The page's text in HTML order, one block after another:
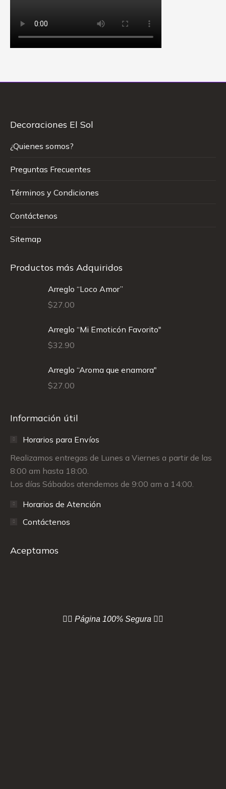
Decoraciones El Sol
¿Quienes somos?
Preguntas Frecuentes
Términos y Condiciones
Contáctenos
Sitemap
Productos más Adquiridos
Arreglo “Loco Amor”
$27.00
Arreglo “Mi Emoticón Favorito"
$32.90
Arreglo “Aroma que enamora"
$27.00
Información útil
Horarios para Envíos
Realizamos entregas de Lunes a Viernes a partir de las
8:00 am hasta 18:00.
Los días Sábados atendemos de 9:00 am a 14:00.
Horarios de Atención
Contáctenos
Aceptamos
👇🏻 Página 100% Segura 👇🏻